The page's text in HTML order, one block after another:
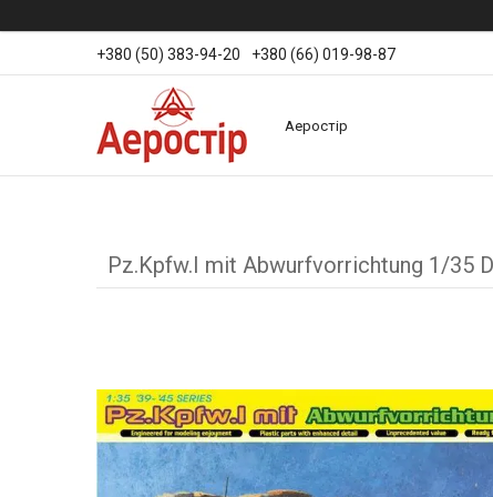
+380 (50) 383-94-20 +380 (66) 019-98-87
Аеростір
Pz.Kpfw.I mit Abwurfvorrichtung 1/35